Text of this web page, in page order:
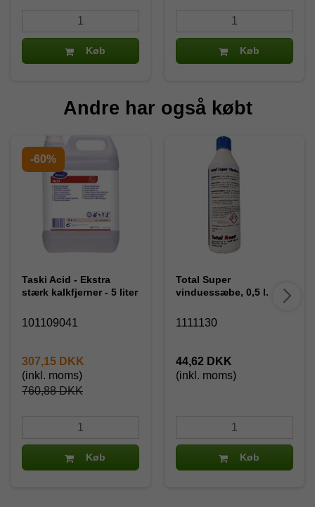
Køb Køb
Andre har også købt
-60%
Taski Acid - Ekstra
stærk kalkfjerner - 5 liter
101109041
760,88 DKK
307,15 DKK
(inkl. moms)
Køb
Total Super
vinduessæbe, 0,5 l.
1111130
44,62 DKK
(inkl. moms)
Køb